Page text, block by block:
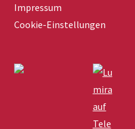
Impressum
Cookie-Einstellungen